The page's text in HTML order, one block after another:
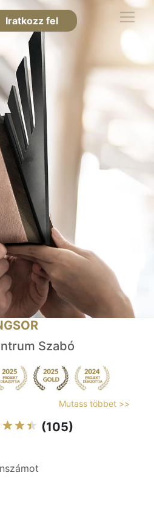
Iratkozz fel
Szabó
Mutass többet >>
(105)